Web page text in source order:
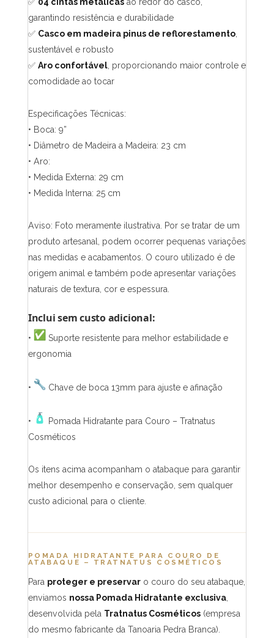
garantindo resistência e durabilidade
✅ Casco em madeira pinus de reflorestamento,
sustentável e robusto
✅ Aro confortável, proporcionando maior controle e
comodidade ao tocar
Especificações Técnicas:
• Boca: 9”
• Diâmetro de Madeira a Madeira: 23 cm
• Aro:
• Medida Externa: 29 cm
• Medida Interna: 25 cm
Aviso: Foto meramente ilustrativa. Por se tratar de um
produto artesanal, podem ocorrer pequenas variações
nas medidas e acabamentos. O couro utilizado é de
origem animal e também pode apresentar variações
naturais de textura, cor e espessura.
Inclui sem custo adicional:
•
Suporte resistente para melhor estabilidade e
ergonomia
• Chave de boca 13mm para ajuste e afinação
•
Pomada Hidratante para Couro – Tratnatus
Cosméticos
Os itens acima acompanham o atabaque para garantir
melhor desempenho e conservação, sem qualquer
custo adicional para o cliente.
POMADA HIDRATANTE PARA COURO DE
ATABAQUE – TRATNATUS COSMÉTICOS
Para proteger e preservaro couro do seu atabaque,
enviamos nossa Pomada Hidratante exclusiva,
desenvolvida pela Tratnatus Cosméticos(empresa
do mesmo fabricante da Tanoaria Pedra Branca).